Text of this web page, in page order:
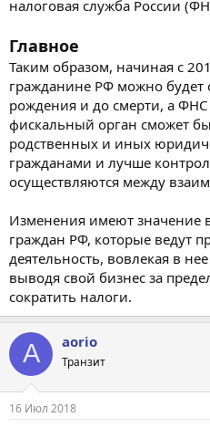
налоговая служба России
Главное
Таким образом, начиная с
гражданине РФ можно будет
рождения и до смерти, а
фискальный орган сможет
родственных и иных
гражданами и лучше
осуществляются между
Изменения имеют значение
граждан РФ, которые ведут
деятельность, вовлекая в
выводя свой бизнес за
сократить налоги.
A aorio
Транзит
16 Июл 2018